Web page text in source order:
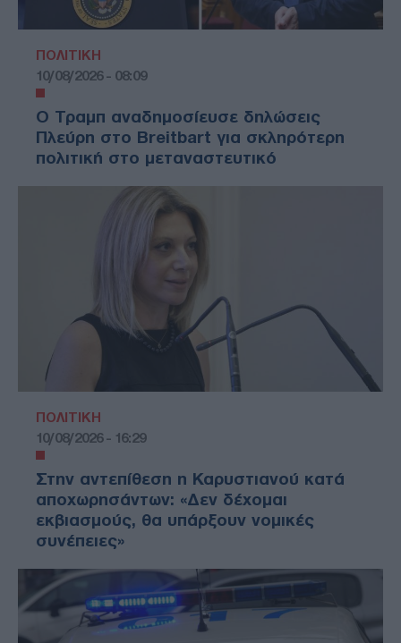
ΠΟΛΙΤΙΚΗ
10/08/2026 - 08:09
Ο Τραμπ αναδημοσίευσε δηλώσεις
Πλεύρη στο Breitbart για σκληρότερη
πολιτική στο μεταναστευτικό
ΠΟΛΙΤΙΚΗ
10/08/2026 - 16:29
Στην αντεπίθεση η Καρυστιανού κατά
αποχωρησάντων: «Δεν δέχομαι
εκβιασμούς, θα υπάρξουν νομικές
συνέπειες»